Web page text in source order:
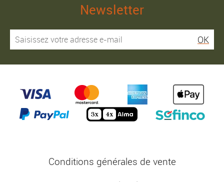
Newsletter
OK
Conditions générales de vente